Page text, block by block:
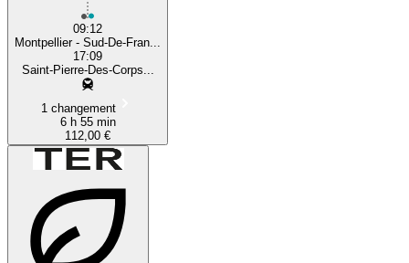
09:12
Montpellier - Sud-De-Fran...
17:09
Saint-Pierre-Des-Corps...
1 changement
6 h 55 min
112,00 €